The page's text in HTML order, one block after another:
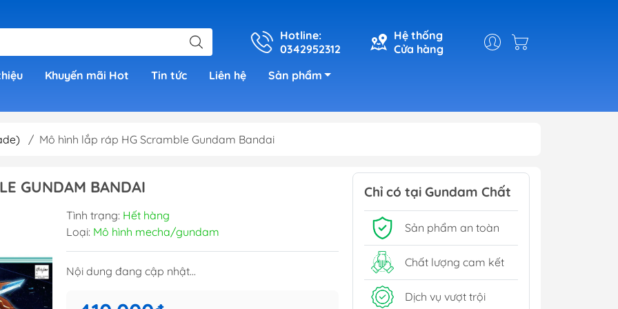
Hotline:
0342952312
Hệ thống
Cửa hàng
Khuyến mãi Hot Tin tức Liên hệ Sản phẩm
/ Mô hình lắp ráp HG Scramble Gundam Bandai
GUNDAM BANDAI
Tình trạng: Hết hàng
Loại: Mô hình mecha/gundam
Nội dung đang cập nhật...
Chỉ có tại Gundam Chất
Sản phẩm an toàn
Chất lượng cam kết
Dịch vụ vượt trội